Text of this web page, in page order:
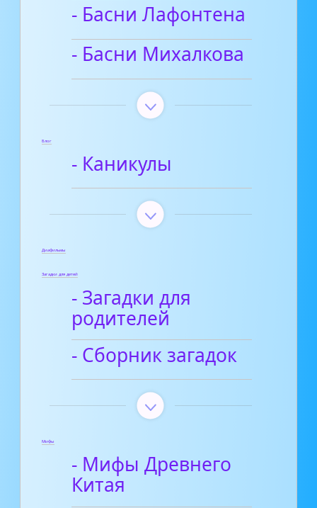
- Басни Лафонтена
- Басни Михалкова
Блог
- Каникулы
Диафильмы
Загадки для детей
- Загадки для
родителей
- Сборник загадок
Мифы
- Мифы Древнего
Китая